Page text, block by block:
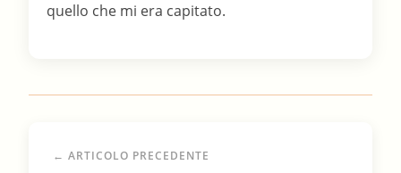
quello che mi era capitato.
← ARTICOLO PRECEDENTE